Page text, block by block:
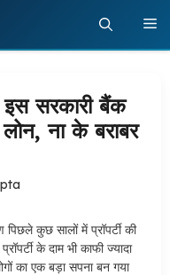
सरकारी बैंक
ना के बराबर
कुछ सालों में प्रॉपर्टी की
के दाम भी काफी ज्यादा
का एक बड़ा सपना बन गया